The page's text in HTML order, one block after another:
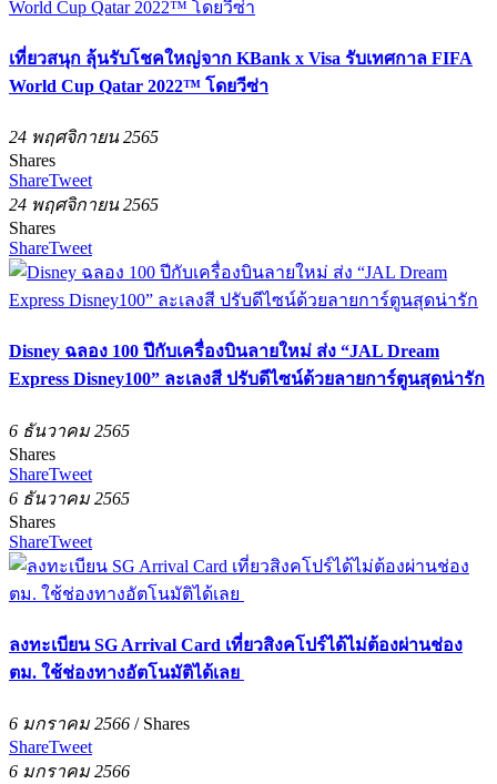
เที่ยวสนุก ลุ้นรับโชคใหญ่จาก KBank x Visa รับเทศกาล FIFA
World Cup Qatar 2022™ โดยวีซ่า
24 พฤศจิกายน 2565
Shares
ShareTweet
24 พฤศจิกายน 2565
Shares
ShareTweet
Disney ฉลอง 100 ปีกับเครื่องบินลายใหม่ ส่ง “JAL Dream
Express Disney100” ละเลงสี ปรับดีไซน์ด้วยลายการ์ตูนสุดน่ารัก
6 ธันวาคม 2565
Shares
ShareTweet
6 ธันวาคม 2565
Shares
ShareTweet
ลงทะเบียน SG Arrival Card เที่ยวสิงคโปร์ได้ไม่ต้องผ่านช่อง
ตม. ใช้ช่องทางอัตโนมัติได้เลย
6 มกราคม 2566 / Shares
ShareTweet
6 มกราคม 2566